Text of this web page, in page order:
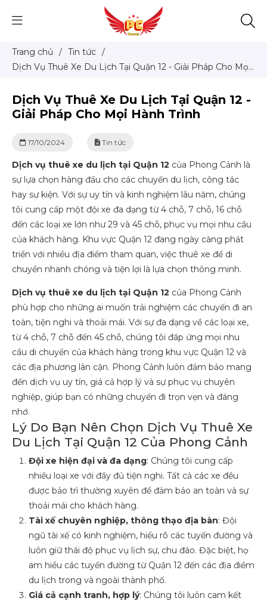
Trang chủ / Tin tức /
Dịch Vụ Thuê Xe Du Lịch Tại Quận 12 - Giải Pháp Cho Mọi
Dịch Vụ Thuê Xe Du Lịch Tại Quận 12 -
Giải Pháp Cho Mọi Hành Trình
17/10/2024 Tin tức
Dịch vụ thuê xe du lịch tại Quận 12 của Phong Cảnh là
sự lựa chọn hàng đầu cho các chuyến du lịch, công tác
hay sự kiện. Với sự uy tín và kinh nghiệm lâu năm, chúng
tôi cung cấp một đội xe đa dạng từ 4 chỗ, 7 chỗ, 16 chỗ
đến các loại xe lớn như 29 và 45 chỗ, phục vụ mọi nhu cầu
của khách hàng. Khu vực Quận 12 đang ngày càng phát
triển với nhiều địa điểm tham quan, việc thuê xe để di
chuyển nhanh chóng và tiện lợi là lựa chọn thông minh.
Dịch vụ thuê xe du lịch tại Quận 12 của Phong Cảnh
phù hợp cho những ai muốn trải nghiệm các chuyến đi an
toàn, tiện nghi và thoải mái. Với sự đa dạng về các loại xe,
từ 4 chỗ, 7 chỗ đến 45 chỗ, chúng tôi đáp ứng mọi nhu
cầu di chuyển của khách hàng trong khu vực Quận 12 và
các địa phương lân cận. Phong Cảnh luôn đảm bảo mang
đến dịch vụ uy tín, giá cả hợp lý và sự phục vụ chuyên
nghiệp, giúp bạn có những chuyến đi trọn vẹn và đáng
nhớ.
Lý Do Bạn Nên Chọn Dịch Vụ Thuê Xe
Du Lịch Tại Quận 12 Của Phong Cảnh
Đội xe hiện đại và đa dạng: Chúng tôi cung cấp
nhiều loại xe với đầy đủ tiện nghi. Tất cả các xe đều
được bảo trì thường xuyên để đảm bảo an toàn và sự
thoải mái cho khách hàng.
Tài xế chuyên nghiệp, thông thạo địa bàn: Đội
ngũ tài xế có kinh nghiệm, hiểu rõ các tuyến đường và
luôn giữ thái độ phục vụ lịch sự, chu đáo. Đặc biệt, họ
am hiểu các tuyến đường từ Quận 12 đến các địa điểm
du lịch trong và ngoài thành phố.
Giá cả cạnh tranh, hợp lý: Chúng tôi luôn cam kết